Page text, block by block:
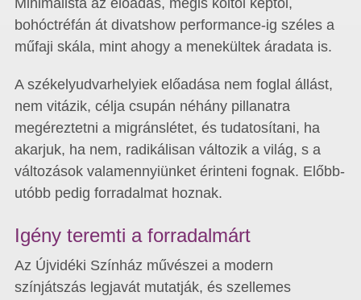
Minimalista az előadás, mégis költői képtől,
bohóctréfán át divatshow performance-ig széles a
műfaji skála, mint ahogy a menekültek áradata is.
A székelyudvarhelyiek előadása nem foglal állást,
nem vitázik, célja csupán néhány pillanatra
megéreztetni a migránslétet, és tudatosítani, ha
akarjuk, ha nem, radikálisan változik a világ, s a
változások valamennyiünket érinteni fognak. Előbb-
utóbb pedig forradalmat hoznak.
Igény teremti a forradalmárt
Az Újvidéki Színház művészei a modern
színjátszás legjavát mutatják, és szellemes